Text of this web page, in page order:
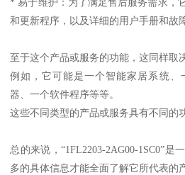
和更新程序，以及详细的用户手册和故
至于这个产品或服务的功能，这同样取
例如，它可能是一个智能家居系统、
器、一个软件程序等等。
这些不同类型的产品或服务具有不同的
总的来说，“1FL2203-2AG00-1SC0”是
多的具体信息才能全面了解它所代表的